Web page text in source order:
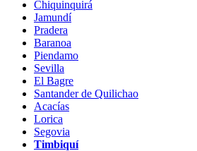
Chiquinquirá
Jamundí
Pradera
Baranoa
Piendamo
Sevilla
El Bagre
Santander de Quilichao
Acacías
Lorica
Segovia
Timbiquí